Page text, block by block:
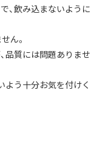
、飲み込まないように
ん。
品質には問題ありませ
よう十分お気を付けく